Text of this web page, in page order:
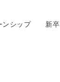
ンシップ 新卒